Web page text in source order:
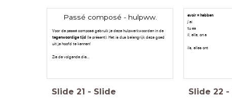
Passé composé - hulpww.
Voor de passé composé gebruik je deze hulpwerkwoorden in de
tegenwoordige tijd(le présent). Het is dus belangrijk deze goed
uit je hoofd te kennen!
Zie de volgende dia...
Slide 21 - Slide
avoir = hebben
j'ai
tu as
il, elle, on a
ils, elles ont
Slide 22 -